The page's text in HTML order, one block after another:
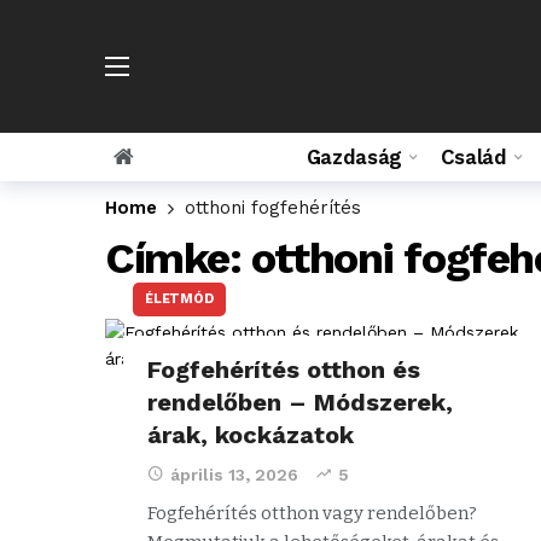
Gazdaság Család
Home otthoni fogfehérítés
Címke: otthoni
ÉLETMÓD
Fogfehérítés otthon és
rendelőben – Módszerek,
árak, kockázatok
április 13, 2026 5
Fogfehérítés otthon vagy rendelőben?